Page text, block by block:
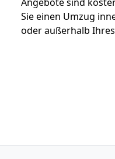
Sie einen Umzug
oder außerhalb